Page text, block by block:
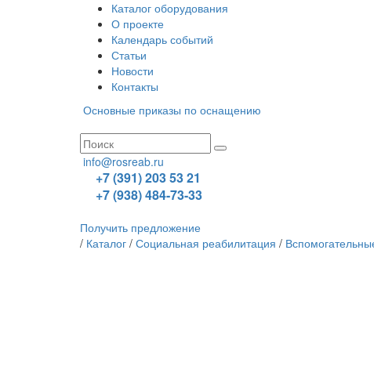
Каталог оборудования
О проекте
Календарь событий
Статьи
Новости
Контакты
Основные приказы по оснащению
info@rosreab.ru
+7 (391) 203 53 21
+7 (938) 484-73-33
Получить предложение
/ Каталог / Социальная реабилитация /